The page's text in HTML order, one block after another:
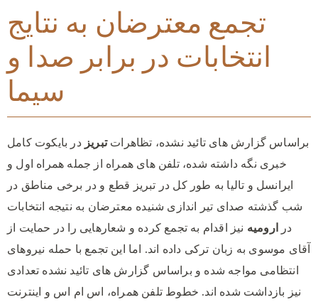
تجمع معترضان به نتایج
انتخابات در برابر صدا و
سیما
براساس گزارش های تائید نشده، تظاهرات تبریز در بایکوت کامل
خبری نگه داشته شده، تلفن های همراه از جمله همراه اول و
ایرانسل و تالیا به طور کل در تبریز قطع و در برخی مناطق در
شب گذشته صدای تیر اندازی شنیده معترضان به نتیجه انتخابات
در ارومیه نیز اقدام به تجمع کرده و شعارهایی را در حمایت از
آقای موسوی به زبان ترکی داده اند. اما این تجمع با حمله نیروهای
انتظامی مواجه شده و براساس گزارش های تائید نشده تعدادی
نیز بازداشت شده اند. خطوط تلفن همراه، اس ام اس و اینترنت